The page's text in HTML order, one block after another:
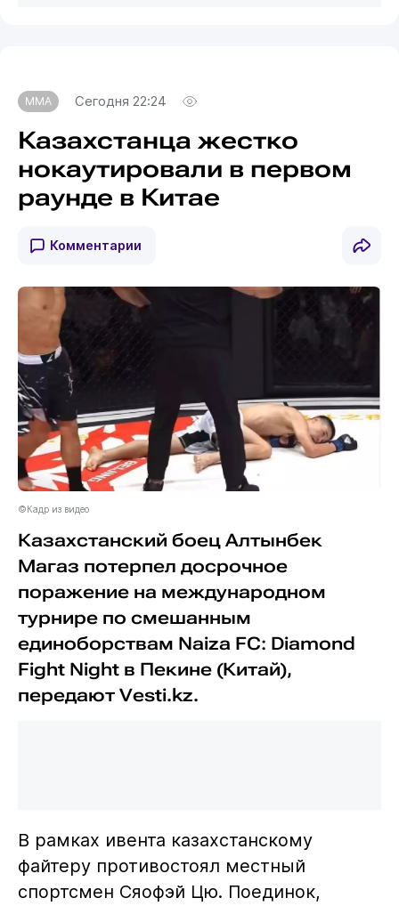
MMA Сегодня 22:24
Казахстанца жестко
нокаутировали в первом
раунде в Китае
Комментарии
©Кадр из видео
Казахстанский боец Алтынбек
Магаз потерпел досрочное
поражение на международном
турнире по смешанным
единоборствам Naiza FC: Diamond
Fight Night в Пекине (Китай),
передают Vesti.kz.
В рамках ивента казахстанскому
файтеру противостоял местный
спортсмен Сяофэй Цю. Поединок,